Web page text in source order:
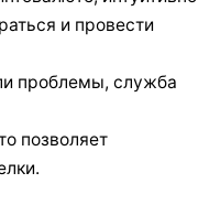
и провести
проблемы, служба
позволяет